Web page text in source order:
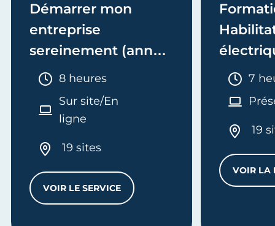
Démarrer mon
entreprise
sereinement (année
Durée :
8 heures
Sur site/En
ligne
19 sites
VOIR LE SERVICEDÉMARRER MON ENTREPRISE
7
19
VOIR LA